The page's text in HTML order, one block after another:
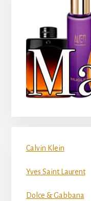
Calvin Klein
Yves Saint Laurent
Dolce & Gabbana